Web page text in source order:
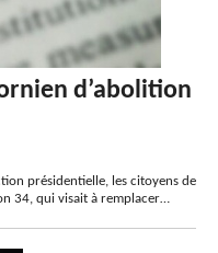
d’abolition
présidentielle, les citoyens de
34, qui visait à remplacer…